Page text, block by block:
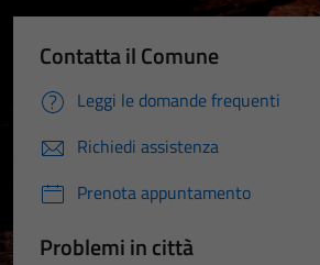
Contatta il Comune
Leggi le domande frequenti
Richiedi assistenza
Prenota appuntamento
Problemi in città